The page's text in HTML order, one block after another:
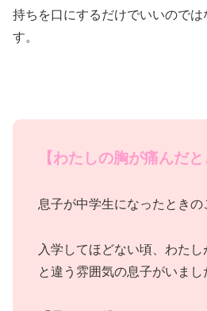
持ちを口にするだけでいいのでは
す。
【わたしの胸が痛んだと
息子が中学生になったときの
入学してほどない頃、わた
と違う雰囲気の息子がいまし